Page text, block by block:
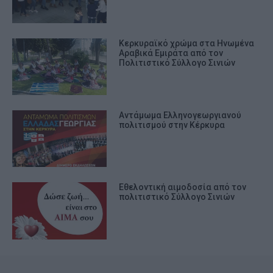
Κερκυραϊκό χρώμα στα Ηνωμένα
Αραβικά Εμιράτα από τον
Πολιτιστικό Σύλλογο Σινιών
Αντάμωμα Ελληνογεωργιανού
πολιτισμού στην Κέρκυρα
Εθελοντική αιμοδοσία από τον
πολιτιστικό Σύλλογο Σινιών